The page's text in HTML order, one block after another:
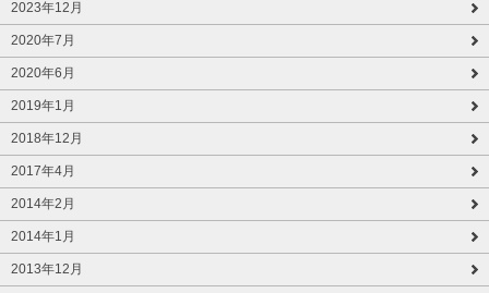
2023年12月
2020年7月
2020年6月
2019年1月
2018年12月
2017年4月
2014年2月
2014年1月
2013年12月